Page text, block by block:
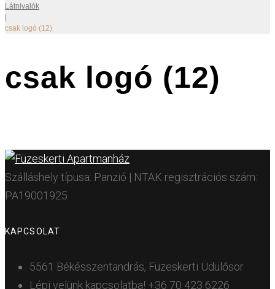
Látnivalók
csak logó (12)
csak logó (12)
Szálláshely típusa: Panzió | NTAK regisztrációs szám:
PA19001925
KAPCSOLAT
5561 Békésszentandrás, Füzeskerti Üdülősor
Lépj velünk kapcsolatba! +36 70 423 6226